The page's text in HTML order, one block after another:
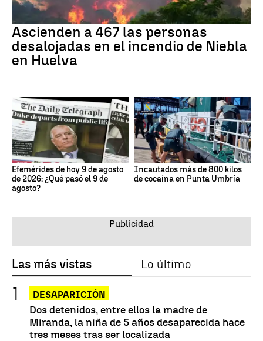
Ascienden a 467 las personas
desalojadas en el incendio de Niebla
en Huelva
Efemérides de hoy 9 de agosto
de 2026: ¿Qué pasó el 9 de
agosto?
Incautados más de 800 kilos
de cocaína en Punta Umbría
Las más vistas Lo último
DESAPARICIÓN
Dos detenidos, entre ellos la madre de
Miranda, la niña de 5 años desaparecida hace
tres meses tras ser localizada